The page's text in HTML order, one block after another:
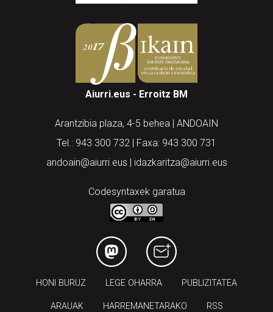
Aiurri.eus - Erroitz BM
Arantzibia plaza, 4-5 behea | ANDOAIN
Tel.: 943 300 732 | Faxa: 943 300 731
andoain@aiurri.eus | idazkaritza@aiurri.eus
Codesyntaxek garatua
HONI BURUZ LEGE OHARRA PUBLIZITATEA
ARAUAK HARREMANETARAKO RSS